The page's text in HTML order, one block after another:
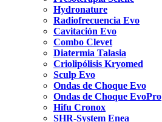
Hydronature
Radiofrecuencia Evo
Cavitación Evo
Combo Clevet
Diatermia Talasia
Criolipólisis Kryomed
Sculp Evo
Ondas de Choque Evo
Ondas de Choque EvoPro
Hifu Cronox
SHR-System Enea